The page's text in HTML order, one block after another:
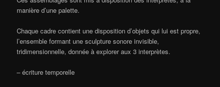
manière d’une palette.
Chaque cadre contient une disposition d’objets qui lui est propre,
l’ensemble formant une sculpture sonore invisible,
tridimensionnelle, donnée à explorer aux 3 interprètes.
– écriture temporelle